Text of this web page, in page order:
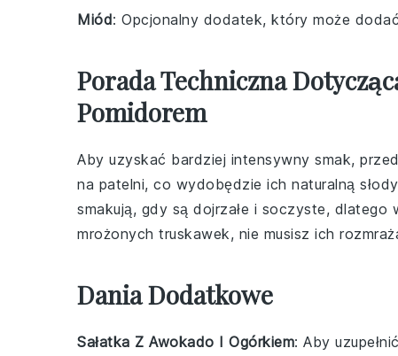
Miód: Opcjonalny dodatek, który może
Porada Techniczna
Pomidorem
Aby uzyskać bardziej intensywny smak,
na patelni, co wydobędzie ich naturalną
smakują, gdy są dojrzałe i soczyste,
mrożonych truskawek, nie musisz ich
Dania Dodatkowe
Sałatka Z Awokado I Ogórkiem: Aby